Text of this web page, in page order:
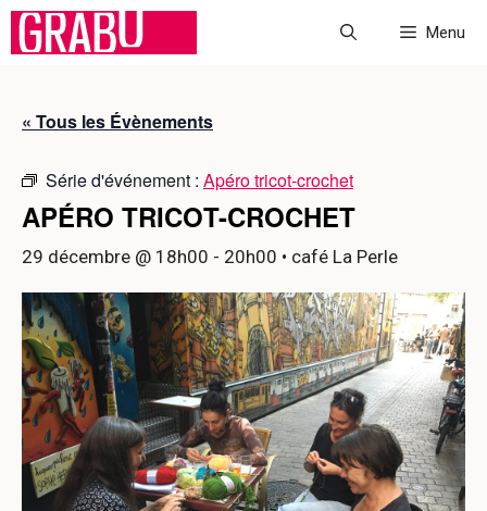
Aller
Menu
« Tous les Évènements
Série d'événement : Apéro tricot-crochet
APÉRO TRICOT-CROCHET
29 décembre @ 18h00 - 20h00 • café La Perle